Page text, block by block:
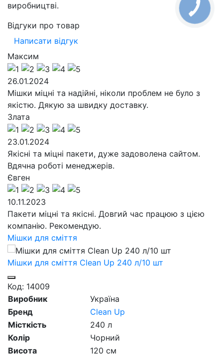
виробництві.
Відгуки про товар
Написати відгук
Максим
26.01.2024
Мішки міцні та надійні, ніколи проблем не було з
якістю. Дякую за швидку доставку.
Злата
23.01.2024
Якісні та міцні пакети, дуже задоволена сайтом.
Вдячна роботі менеджерів.
Євген
10.11.2023
Пакети міцні та якісні. Довгий час працюю з цією
компанію. Рекомендую.
Мішки для сміття
Мішки для сміття Сlean Up 240 л/10 шт
Код: 14009
Виробник
Україна
Бренд
Clean Up
Місткість
240 л
Колір
Чорний
Висота
120 см